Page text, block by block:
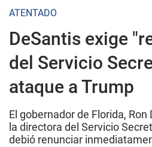
ATENTADO
DeSantis exige
del Servicio
ataque a Trump
El gobernador de Florida,
la directora del Servicio
debió renunciar